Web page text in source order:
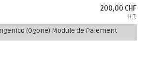
200,00 CHF
H.T.
(Ogone) Module de Paiement